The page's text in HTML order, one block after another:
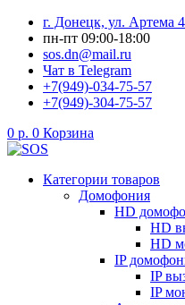
Перейти
содержимому
г. Донецк, ул. Артема
пн-пт 09:00-18:00
sos.dn@mail.ru
Чат в Telegram
+7(949)-034-75-57
+7(949)-304-75-57
0 р. 0 Корзина
Категории товаров
Домофония
HD
HD
HD
IP
IP
IP